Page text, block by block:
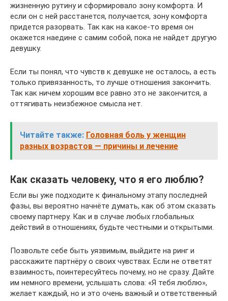
жизненную рутину и сформировало зону комфорта. И
если он с ней расстанется, получается, зону комфорта
придется разорвать. Так как на какое-то время он
окажется наедине с самим собой, пока не найдет другую
девушку.
Если ты понял, что чувств к девушке не осталось, а есть
только привязанность, то лучше отношения закончить.
Так как ничем хорошим все равно это не закончится, а
оттягивать неизбежное смысла нет.
Читайте также: Головная боль у женщин
разных возрастов — причины и лечение
Как сказать человеку, что я его люблю?
Если вы уже подходите к финальному этапу последней
фазы, вы вероятно начнёте думать, как об этом сказать
своему партнеру. Как и в случае любых глобальных
действий в отношениях, будьте честными и открытыми.
Позвольте себе быть уязвимым, выйдите на ринг и
расскажите партнёру о своих чувствах. Если не ответят
взаимность, поинтересуйтесь почему, но не сразу. Дайте
им немного времени, услышать слова: «Я тебя люблю»,
желает каждый, но и это очень важный и ответственный